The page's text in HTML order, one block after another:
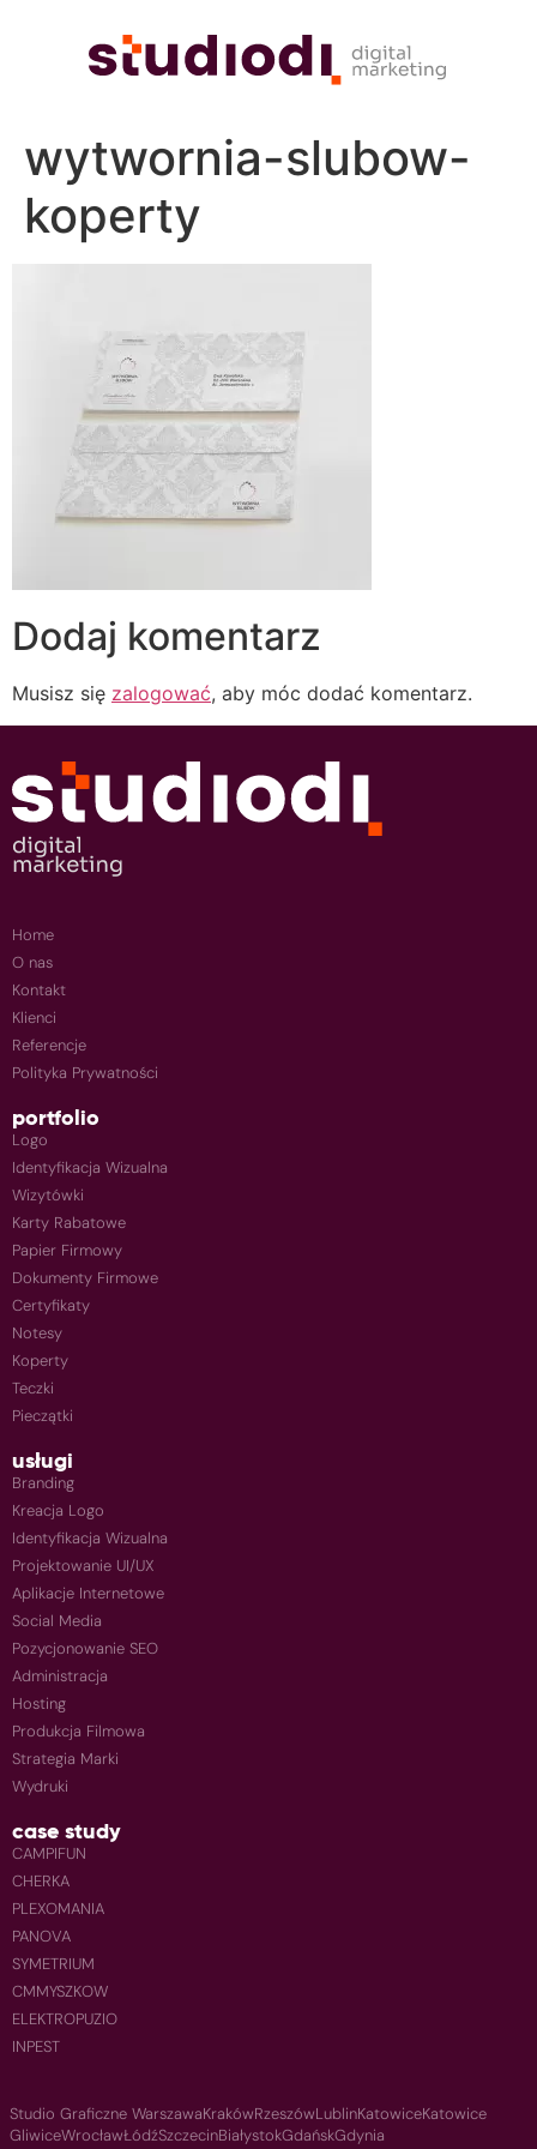
wytwornia-slubow-
koperty
Dodaj komentarz
Musisz się zalogować, aby móc dodać komentarz.
Home
O nas
Kontakt
Klienci
Referencje
Polityka Prywatności
portfolio
Logo
Identyfikacja Wizualna
Wizytówki
Karty Rabatowe
Papier Firmowy
Dokumenty Firmowe
Certyfikaty
Notesy
Koperty
Teczki
Pieczątki
usługi
Branding
Kreacja Logo
Identyfikacja Wizualna
Projektowanie UI/UX
Aplikacje Internetowe
Social Media
Pozycjonowanie SEO
Administracja
Hosting
Produkcja Filmowa
Strategia Marki
Wydruki
case study
CAMPIFUN
CHERKA
PLEXOMANIA
PANOVA
SYMETRIUM
CMMYSZKOW
ELEKTROPUZIO
INPEST
Studio Graficzne WarszawaKrakówRzeszówLublinKatowiceKatowice
GliwiceWrocławŁódźSzczecinBiałystokGdańskGdynia